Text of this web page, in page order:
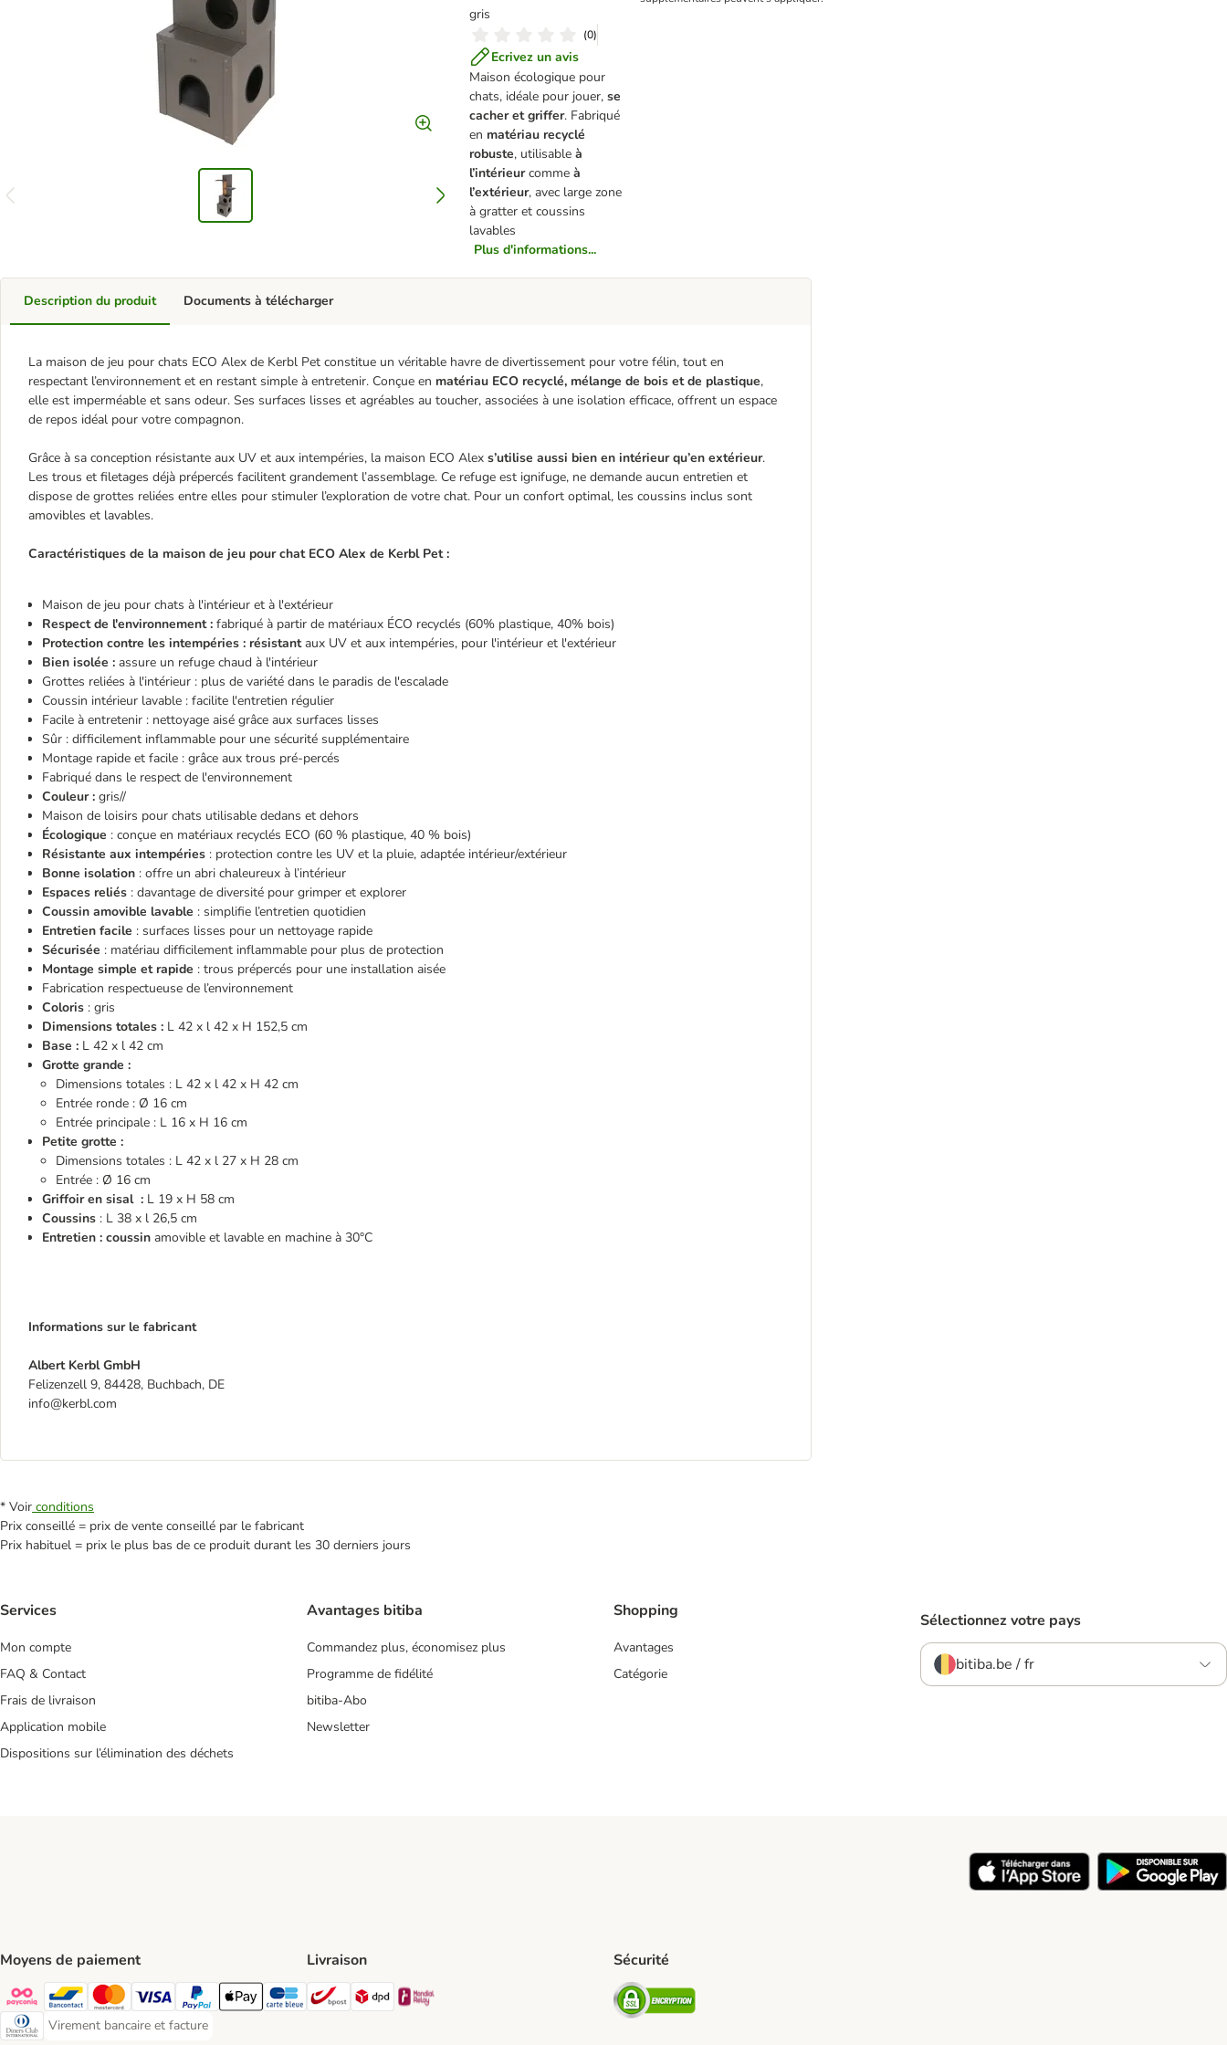
gris
(0)
Ecrivez un avis
Maison écologique pour
chats, idéale pour jouer,se
cacher et griffer. Fabriqué
en matériau recyclé
robuste, utilisableà
l’intérieurcommeà
l’extérieur, avec large zone
à gratter et coussins
lavables
Plus d'informations...
Description du produit
La maison de jeu pour chats ECO Alex de Kerbl Pet constitue un véritable havre de divertissement pour votre félin, tout en
respectant l’environnement et en restant simple à entretenir. Conçue en matériau ECO recyclé, mélange de bois et de plastique,
elle est imperméable et sans odeur. Ses surfaces lisses et agréables au toucher, associées à une isolation efficace, offrent un espace
de repos idéal pour votre compagnon.
Grâce à sa conception résistante aux UV et aux intempéries, la maison ECO Alex s’utilise aussi bien en intérieur qu’en extérieur.
Les trous et filetages déjà prépercés facilitent grandement l’assemblage. Ce refuge est ignifuge, ne demande aucun entretien et
dispose de grottes reliées entre elles pour stimuler l’exploration de votre chat. Pour un confort optimal, les coussins inclus sont
amovibles et lavables.
Caractéristiques de la maison de jeu pour chat ECO Alex de Kerbl Pet :
Maison de jeu pour chats à l'intérieur et à l'extérieur
Respect de l'environnement : fabriqué à partir de matériaux ÉCO recyclés (60% plastique, 40% bois)
Protection contre les intempéries : résistantaux UV et aux intempéries, pour l'intérieur et l'extérieur
Bien isolée : assure un refuge chaud à l'intérieur
Grottes reliées à l'intérieur : plus de variété dans le paradis de l'escalade
Coussin intérieur lavable : facilite l'entretien régulier
Facile à entretenir : nettoyage aisé grâce aux surfaces lisses
Sûr : difficilement inflammable pour une sécurité supplémentaire
Montage rapide et facile : grâce aux trous pré-percés
Fabriqué dans le respect de l'environnement
Couleur : gris//
Maison de loisirs pour chats utilisable dedans et dehors
Écologique : conçue en matériaux recyclés ECO (60 % plastique, 40 % bois)
Résistante aux intempéries : protection contre les UV et la pluie, adaptée intérieur/extérieur
Bonne isolation : offre un abri chaleureux à l’intérieur
Espaces reliés : davantage de diversité pour grimper et explorer
Coussin amovible lavable : simplifie l’entretien quotidien
Entretien facile : surfaces lisses pour un nettoyage rapide
Sécurisée : matériau difficilement inflammable pour plus de protection
Montage simple et rapide : trous prépercés pour une installation aisée
Fabrication respectueuse de l’environnement
Coloris : gris
Dimensions totales : L 42 x l 42 x H 152,5 cm
Base : L 42 x l 42 cm
Grotte grande :
Dimensions totales : L 42 x l 42 x H 42 cm
Entrée ronde : Ø 16 cm
Entrée principale : L 16 x H 16 cm
Petite grotte :
Dimensions totales : L 42 x l 27 x H 28 cm
Entrée : Ø 16 cm
Griffoir en sisal : L 19 x H 58 cm
Coussins : L 38 x l 26,5 cm
Entretien : coussin amovible et lavable en machine à 30°C
Informations sur le fabricant
Albert Kerbl GmbH
Felizenzell 9, 84428, Buchbach, DE
info@kerbl.com
Documents à télécharger
* Voir conditions
Prix conseillé = prix de vente conseillé par le fabricant
Prix habituel = prix le plus bas de ce produit durant les 30 derniers jours
Services
Mon compte
FAQ & Contact
Frais de livraison
Application mobile
Dispositions sur l’élimination des déchets
Avantages bitiba
Commandez plus, économisez plus
Programme de fidélité
bitiba-Abo
Newsletter
Shopping
Avantages
Catégorie
Sélectionnez votre pays
bitiba.be / fr
Moyens de paiement
Payconiq Payment Method
Bancontact Payment Method
Mastercard Payment Method
Visa Payment Method
Paypal Payment Method
Apple Pay Payment Method
Carte bleue Payment Method
Diners club Payment Method
Virement bancaire et facture
Virement bancaire et facture Payment Method
Livraison
Bpost Shipping Method
DPD Shipping Method
Mondial relay Shipping Method
Sécurité
Security